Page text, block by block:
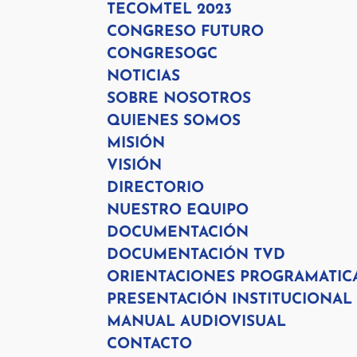
TECOMTEL 2023
CONGRESO FUTURO
CONGRESOGC
NOTICIAS
SOBRE NOSOTROS
QUIENES SOMOS
MISIÓN
VISIÓN
DIRECTORIO
NUESTRO EQUIPO
DOCUMENTACIÓN
DOCUMENTACIÓN TVD
ORIENTACIONES
PRESENTACIÓN INSTITUCIONAL
MANUAL AUDIOVISUAL
CONTACTO